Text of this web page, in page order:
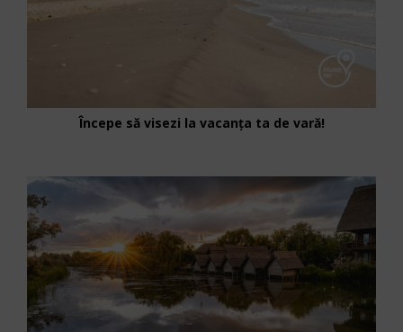
Începe să visezi la vacanța ta de vară!